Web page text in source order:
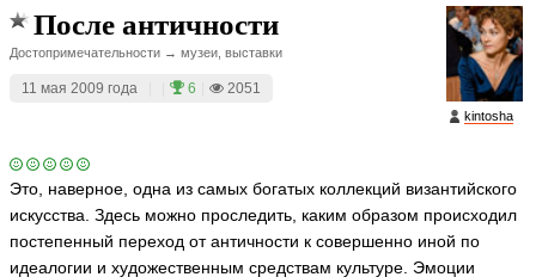
kintosha
После античности
Достопримечательности → музеи, выставки
11 мая 2009 года 6 2051
Это, наверное, одна из самых богатых коллекций византийского
искусства. Здесь можно проследить, каким образом происходил
постепенный переход от античности к совершенно иной по
идеалогии и художественным средствам культуре. Эмоции